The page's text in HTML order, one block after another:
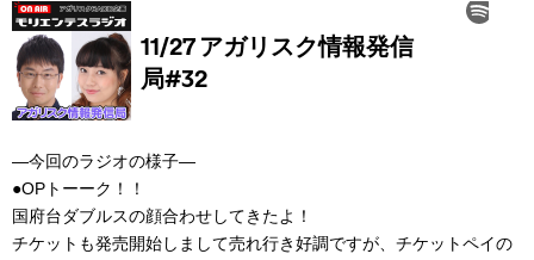
―今回のラジオの様子―
●OPトーーク！！
国府台ダブルスの顔合わせしてきたよ！
チケットも発売開始しまして売れ行き好調ですが、チケットペイの